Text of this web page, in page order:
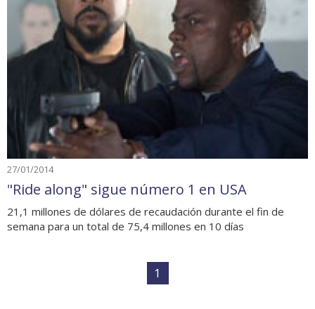
27/01/2014
"Ride along" sigue número 1 en USA
21,1 millones de dólares de recaudación durante el fin de
semana para un total de 75,4 millones en 10 días
1